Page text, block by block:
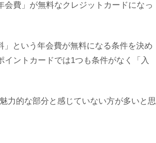
費」が無料なクレジットカードになっ
という年会費が無料になる条件を決め
ントカードでは1つも条件がなく「入
力的な部分と感じていない方が多いと思